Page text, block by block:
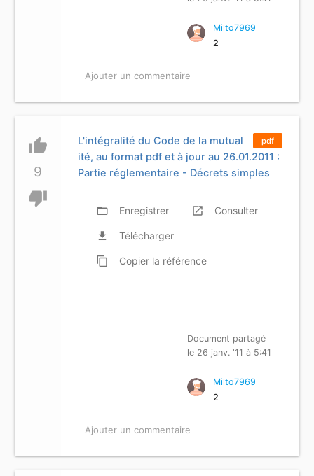
Milto7969
2
Ajouter un commentaire
thumb_up
9
thumb_down
pdf
L'intégralité du Code de la mutual
ité, au format pdf et à jour au 26.01.2011 :
Partie réglementaire - Décrets simples
folder_open Enregistrer launch Consulter
file_download Télécharger
content_copy Copier la référence
Document partagé
le 26 janv. '11 à 5:41
Milto7969
2
Ajouter un commentaire